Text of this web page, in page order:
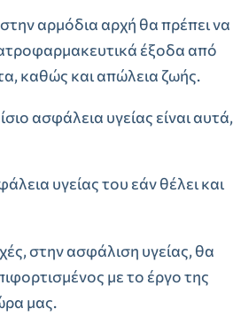
αρμόδια αρχή θα πρέπει να
έξοδα από
καθώς και απώλεια ζωής.
ασφάλεια υγείας είναι αυτά,
υγείας του εάν θέλει και
στην ασφάλιση υγείας, θα
με το έργο της
μας.